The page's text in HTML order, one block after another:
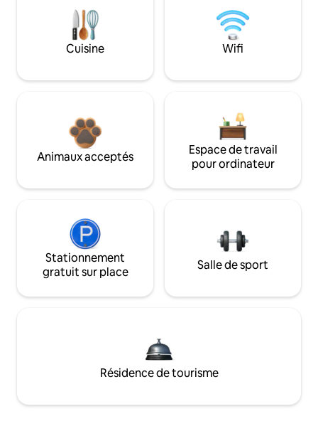
Cuisine Wifi
Animaux acceptés
Espace de travail
pour ordinateur
Stationnement
gratuit sur place
Salle de sport
Résidence de tourisme